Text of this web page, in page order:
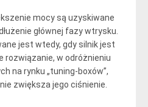
mocy są uzyskiwane
głównej fazy wtrysku.
jest wtedy, gdy silnik jest
rozwiązanie, w odróżnieniu
na rynku „tuning-boxów”,
zwiększa jego ciśnienie.